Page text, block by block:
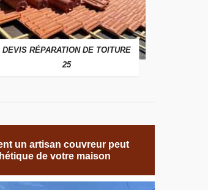
DEVIS RÉPARATION DE TOITURE
25
un artisan couvreur peut
de votre maison